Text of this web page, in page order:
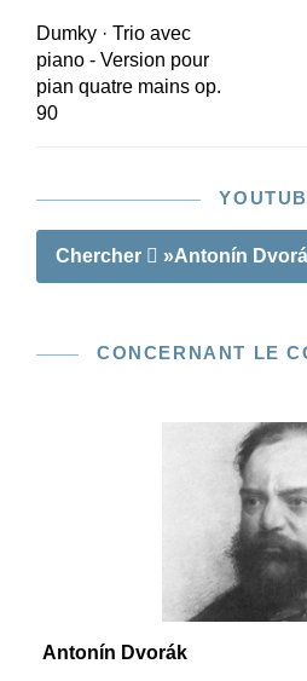
Dumky · Trio avec
piano - Version pour
pian quatre mains op.
90
Chercher »Antonín
CONCERNANT LE
Antonín Dvorák